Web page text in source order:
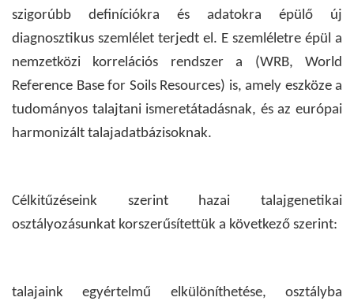
szigorúbb definíciókra és adatokra épülő új
diagnosztikus szemlélet terjedt el. E szemléletre épül a
nemzetközi korrelációs rendszer a (WRB, World
Reference Base for Soils Resources) is, amely eszköze a
tudományos talajtani ismeretátadásnak, és az európai
harmonizált talajadatbázisoknak.
Célkitűzéseink szerint hazai talajgenetikai
osztályozásunkat korszerűsítettük a következő szerint:
talajaink egyértelmű elkülöníthetése, osztályba